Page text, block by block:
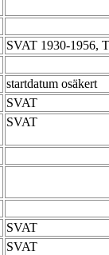
SVAT 1930-1956,
startdatum osäkert
SVAT
SVAT
SVAT
SVAT